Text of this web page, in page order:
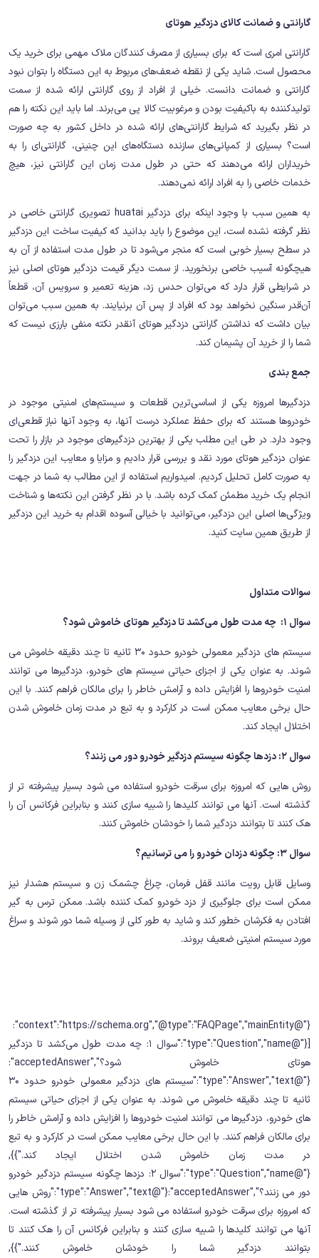
گارانتی و ضمانت کالای دزدگیر هوتای
گارانتی امری است که برای بسیاری از مصرف کنندگان ملاک مهمی برای خرید یک
محصول است. شاید یکی از نقطه ضعف‌های مربوط به این دستگاه را بتوان نبود
گارانتی و ضمانت دانست. خیلی از افراد از روی گارانتی ارائه شده از سمت
تولیدکننده به باکیفیت بودن و مرغوبیت کالا پی می‌برند. اما باید این نکته را هم
در نظر بگیرید که شرایط گارانتی‌های ارائه شده در داخل کشور به چه صورت
است؟ بسیاری از کمپانی‌های سازنده دستگاه‌های این چنینی، گارانتی‌ای را به
خریداران ارائه می‌دهند که حتی در طول مدت زمان این گارانتی نیز، هیچ
خدمات خاصی را به افراد ارائه نمی‌دهند.
به همین سبب با وجود اینکه برای دزدگیر huatai تصویری گارانتی خاصی در
نظر گرفته نشده است، این موضوع را باید بدانید که کیفیت ساخت این دزدگیر
در سطح بسیار خوبی است که منجر می‌شود تا در طول مدت استفاده از آن به
هیچگونه آسیب خاصی برنخورید. از سمت دیگر قیمت دزدگیر هوتای اصلی نیز
در شرایطی قرار دارد که می‌توان حدس زد، هزینه تعمیر و سرویس آن، قطعاً
آن‌قدر سنگین نخواهد بود که افراد از پس آن برنیایند. به همین سبب می‌توان
بیان داشت که نداشتن گارانتی دزدگیر هوتای آنقدر نکته منفی بارزی نیست که
شما را از خرید آن پشیمان کند.
جمع بندی
دزدگیرها امروزه یکی از اساسی‌ترین قطعات و سیستم‌های امنیتی موجود در
خودروها هستند که برای حفظ عملکرد درست آنها، به وجود آنها نباز قطعی‌ای
وجود دارد. در طی این مطلب یکی از بهترین دزدگیرهای موجود در بازار را تحت
عنوان دزدگیر هوتای مورد نقد و بررسی قرار دادیم و مزایا و معایب این دزدگیر را
به صورت کامل تحلیل کردیم. امیدواریم استفاده از این مطالب به شما در جهت
انجام یک خرید مطمئن کمک کرده باشد. با در نظر گرفتن این نکته‌ها و شناخت
ویژگی‌ها اصلی این دزدگیر، می‌توانید با خیالی آسوده اقدام به خرید این دزدگیر
از طریق همین سایت کنید.
سوالات متداول
سوال 1: چه مدت طول می‌کشد تا دزدگیر هوتای خاموش شود؟
سیستم های دزدگیر معمولی خودرو حدود 30 ثانیه تا چند دقیقه خاموش می
شوند. به عنوان یکی از اجزای حیاتی سیستم های خودرو، دزدگیرها می توانند
امنیت خودروها را افزایش داده و آرامش خاطر را برای مالکان فراهم کنند. با این
حال برخی معایب ممکن است در کارکرد و به تبع در مدت زمان خاموش شدن
اختلال ایجاد کند.
سوال 2: دزدها چگونه سیستم دزدگیر خودرو دور می زنند؟
روش هایی که امروزه برای سرقت خودرو استفاده می شود بسیار پیشرفته تر از
گذشته است. آنها می توانند کلیدها را شبیه سازی کنند و بنابراین فرکانس آن را
هک کنند تا بتوانند دزدگیر شما را خودشان خاموش کنند.
سوال 3: چگونه دزدان خودرو را می ترسانیم؟
وسایل قابل رویت مانند قفل فرمان، چراغ چشمک زن و سیستم هشدار نیز
ممکن است برای جلوگیری از دزد خودرو کمک کننده باشد. ممکن ترس به گیر
افتادن به فکرشان خطور کند و شاید به طور کلی از وسیله شما دور شوند و سراغ
مورد سیستم امنیتی ضعیف بروند.
{"@context":"https://schema.org","@type":"FAQPage","mainEntity":
[{"@type":"Question","name":"سوال 1: چه مدت طول می‌کشد تا دزدگیر
هوتای خاموش شود؟","acceptedAnswer":
{"@type":"Answer","text":"سیستم های دزدگیر معمولی خودرو حدود 30
ثانیه تا چند دقیقه خاموش می شوند. به عنوان یکی از اجزای حیاتی سیستم
های ‏خودرو، دزدگیرها می توانند امنیت خودروها را افزایش داده و آرامش خاطر را
برای مالکان فراهم کنند. با این حال برخی معایب ‏ممکن است در کارکرد و به تبع
در مدت زمان خاموش شدن اختلال ایجاد کند.‏"}},
{"@type":"Question","name":"سوال 2: دزدها چگونه سیستم دزدگیر خودرو
دور می زنند؟","acceptedAnswer":{"@type":"Answer","text":"روش هایی
که امروزه برای سرقت خودرو استفاده می شود بسیار پیشرفته تر از گذشته است.
آنها می توانند کلیدها را شبیه سازی ‏کنند و بنابراین فرکانس آن را هک کنند تا
بتوانند دزدگیر شما را خودشان خاموش کنند.‏"}},